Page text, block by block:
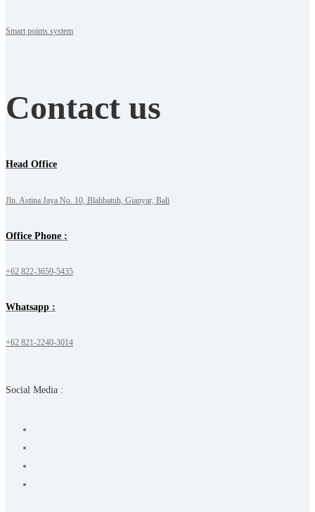
Smart points system
Contact us
Head Office
Jln. Astina Jaya No. 10, Blahbatuh, Gianyar, Bali
Office Phone :
+62 822-3659-5435
Whatsapp :
+62 821-2240-3014
Social Media :